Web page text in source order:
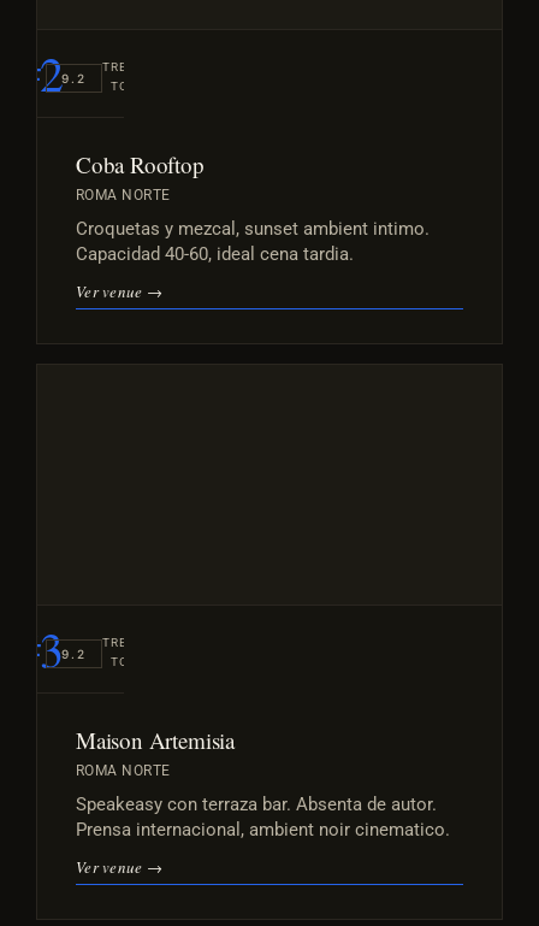
#29.2
TREND
TOP
Coba Rooftop
ROMA NORTE
Croquetas y mezcal, sunset ambient intimo.
Capacidad 40-60, ideal cena tardia.
Ver venue →
#39.2
TREND
TOP
Maison Artemisia
ROMA NORTE
Speakeasy con terraza bar. Absenta de autor.
Prensa internacional, ambient noir cinematico.
Ver venue →